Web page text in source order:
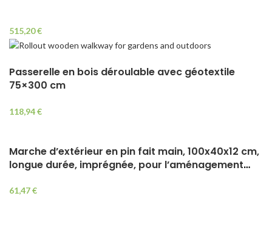
515,20€
Passerelle en bois déroulable avec géotextile
75×300 cm
118,94€
Marche d’extérieur en pin fait main, 100x40x12 cm,
longue durée, imprégnée, pour l’aménagement
61,47€